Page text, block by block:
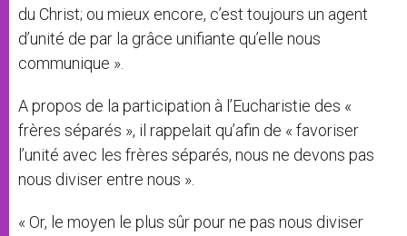
du Christ; ou mieux encore, c’est toujours un agent
d’unité de par la grâce unifiante qu’elle nous
communique ».
A propos de la participation à l’Eucharistie des «
frères séparés », il rappelait qu’afin de « favoriser
l’unité avec les frères séparés, nous ne devons pas
nous diviser entre nous ».
« Or, le moyen le plus sûr pour ne pas nous diviser